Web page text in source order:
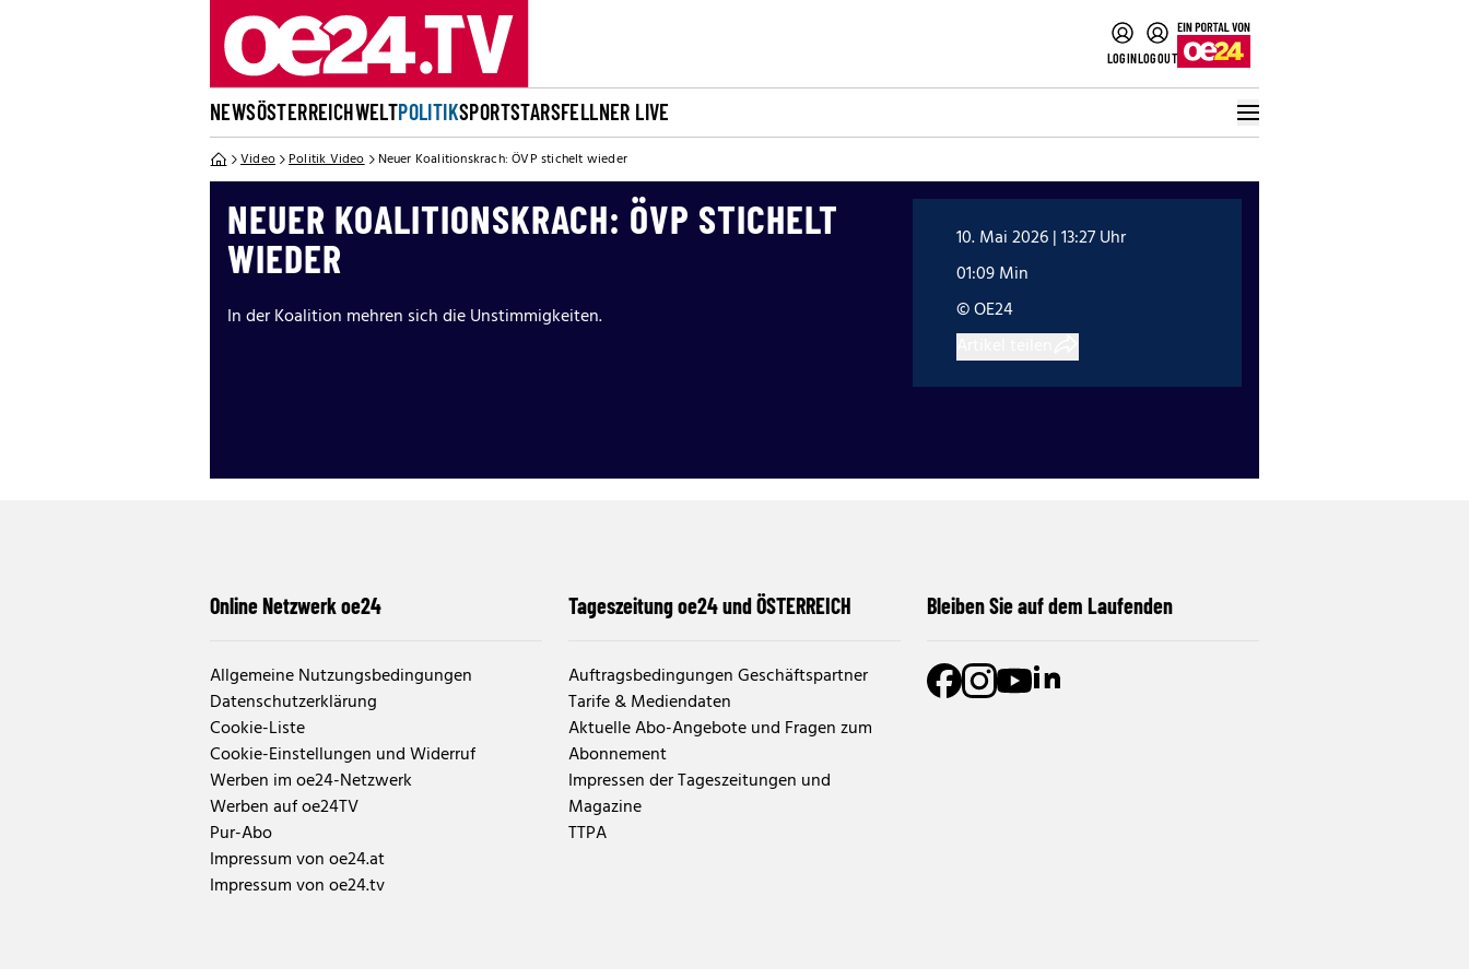
LOGINLOGOUT
NEWSÖSTERREICHWELTPOLITIKSPORTSTARSFELLNER LIVE
Video Politik Video Neuer Koalitionskrach: ÖVP stichelt wieder
NEUER KOALITIONSKRACH: ÖVP STICHELT
WIEDER
In der Koalition mehren sich die Unstimmigkeiten.
10. Mai 2026 | 13:27 Uhr
01:09 Min
© OE24
Online Netzwerk oe24
Allgemeine Nutzungsbedingungen
Datenschutzerklärung
Cookie-Liste
Cookie-Einstellungen und Widerruf
Werben im oe24-Netzwerk
Werben auf oe24TV
Pur-Abo
Impressum von oe24.at
Impressum von oe24.tv
Tageszeitung oe24 und ÖSTERREICH
Auftragsbedingungen Geschäftspartner
Tarife & Mediendaten
Aktuelle Abo-Angebote und Fragen zum
Abonnement
Impressen der Tageszeitungen und
Magazine
TTPA
Bleiben Sie auf dem Laufenden